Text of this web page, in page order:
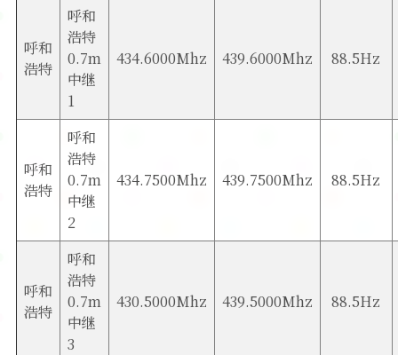
黄河新闻
行业新闻
图文教程
视频资料
软件
车载类别
摩托车
编号申请
黄河直播
呼和
浩特
呼和
浩特
0.7m
中继
1
434.6000Mhz 439.6000Mhz 88.5Hz
呼和
浩特
呼和
浩特
0.7m
中继
2
434.7500Mhz 439.7500Mhz 88.5Hz
呼和
浩特
呼和
浩特
0.7m
中继
3
430.5000Mhz 439.5000Mhz 88.5Hz